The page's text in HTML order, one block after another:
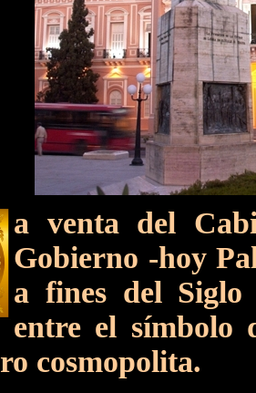
a venta del
Gobierno -hoy
a fines del
entre el símbolo
cosmopolita.